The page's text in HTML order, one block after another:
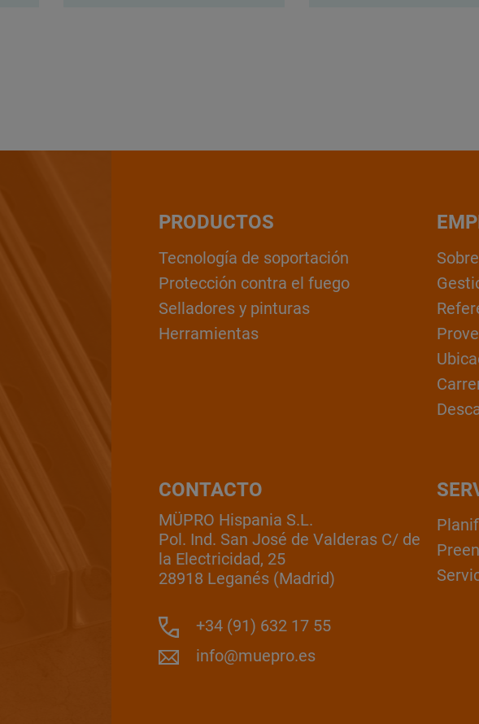
PRODUCTOS
Tecnología de soportación
Protección contra el fuego
Selladores y pinturas
Herramientas
CONTACTO
MÜPRO Hispania S.L.
Pol. Ind. San José de Valderas C/ de
la Electricidad, 25
28918 Leganés (Madrid)
+34 (91) 632 17 55
info@muepro.es